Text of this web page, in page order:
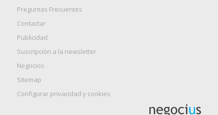
Preguntas Frecuentes
Contactar
Publicidad
Suscripción a la newsletter
Negocios
Sitemap
Configurar privacidad y cookies